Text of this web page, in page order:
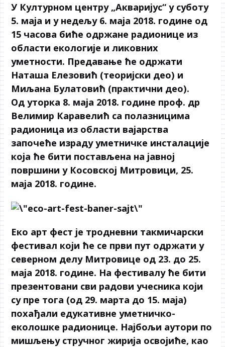
У Културном центру „Акваријус“ у суботу
5. маја и у недељу 6. маја 2018. године од
15 часова биће одржане радионице из
области екологије и ликовних
уметности. Предавање ће одржати
Наташа Елезовић (теоријски део) и
Миљана Булатовић (практични део).
Од уторка 8. маја 2018. године проф. др
Велимир Каравелић са полазницима
радионица из области вајарства
започеће израду уметничке инсталације
која ће бити постављена на јавној
површини у Косовској Митровици, 25.
маја 2018. године.
Еко арт фест је тродневни такмичарски
фестивал који ће се први пут одржати у
северном делу Митровице од 23. до 25.
маја 2018. године. На фестивалу ће бити
презентовани сви радови учесника који
су пре тога (од 29. марта до 15. маја)
похађали едукативне уметничко-
еколошке радионице. Најбољи аутори по
мишљењу стручног жирија освојиће, као